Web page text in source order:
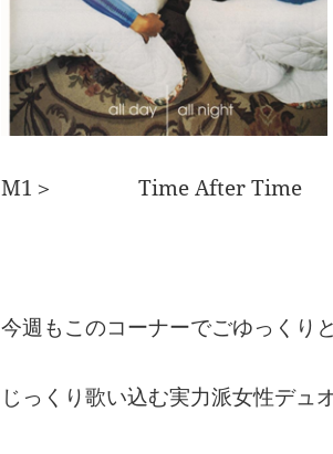
M1＞ Time After Time /
今週もこのコーナーでごゆっくり
じっくり歌い込む実力派女性デュ